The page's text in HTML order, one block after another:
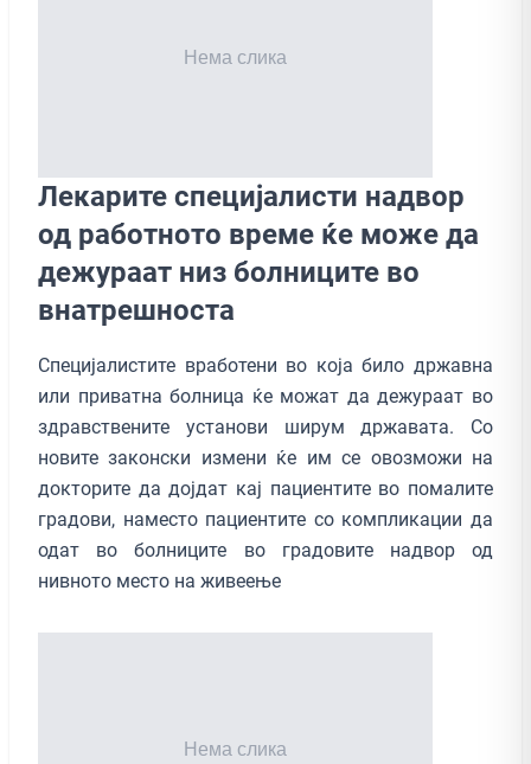
Лекарите специјалисти надвор
од работното време ќе може да
дежураат низ болниците во
внатрешноста
Специјалистите вработени во која било државна
или приватна болница ќе можат да дежураат во
здравствените установи ширум државата. Со
новите законски измени ќе им се овозможи на
докторите да дојдат кај пациентите во помалите
градови, наместо пациентите со компликации да
одат во болниците во градовите надвор од
нивното место на живеење